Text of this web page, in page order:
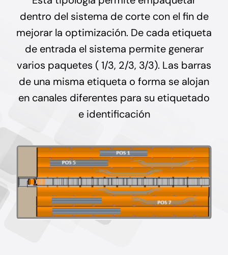
dentro del sistema de corte con el fin de
mejorar la optimización. De cada etiqueta
de entrada el sistema permite generar
varios paquetes ( 1/3, 2/3, 3/3). Las barras
de una misma etiqueta o forma se alojan
en canales diferentes para su etiquetado
e identificación